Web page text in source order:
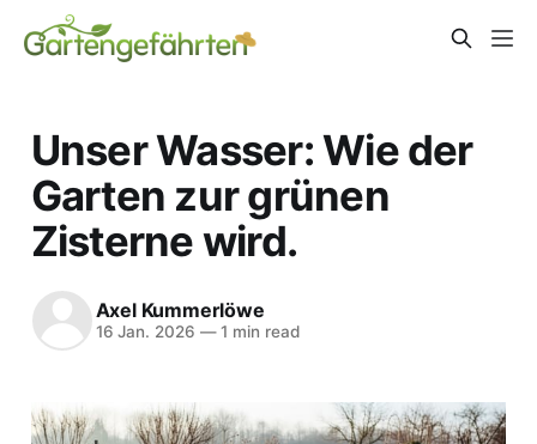
Unser Wasser: Wie der
Garten zur grünen
Zisterne wird.
Axel Kummerlöwe
16 Jan. 2026 —1 min read